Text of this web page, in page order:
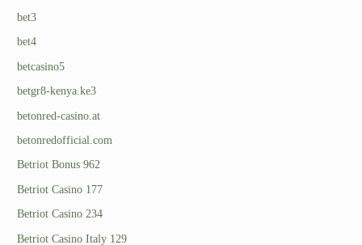
bet3
bet4
betcasino5
betgr8-kenya.ke3
betonred-casino.at
betonredofficial.com
Betriot Bonus 962
Betriot Casino 177
Betriot Casino 234
Betriot Casino Italy 129